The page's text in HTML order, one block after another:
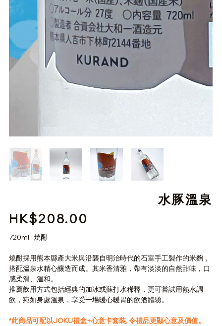
水豚溫泉
價HK$208.00
720ml 焼酎
燒酎採用熊本縣產大米與沿襲自明治時代的石室手工製作的米麴，
搭配溫泉水精心釀造而成。其米香清雅，帶有淡淡的自然甜味，口
感柔滑、溫和。
推薦飲用方式包括經典的加冰或蘇打水稀釋，更可嘗試用熱水調
飲，宛如身處溫泉，享受一場暖心暖胃的飲酒體驗。
*此商品可配以JOKU禮盒+心意卡套裝, 令禮品更顯心意及價值。